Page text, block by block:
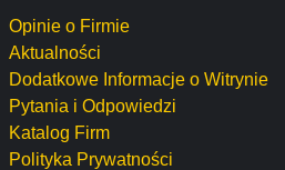
Opinie o Firmie
Aktualności
Dodatkowe Informacje o Witrynie
Pytania i Odpowiedzi
Katalog Firm
Polityka Prywatności